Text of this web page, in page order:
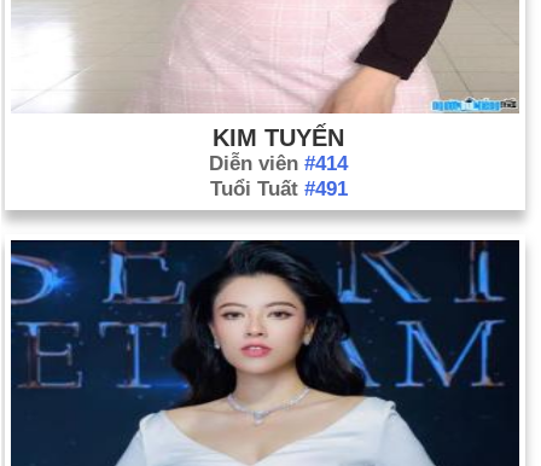
KIM TUYẾN
Diễn viên #414
Tuổi Tuất #491